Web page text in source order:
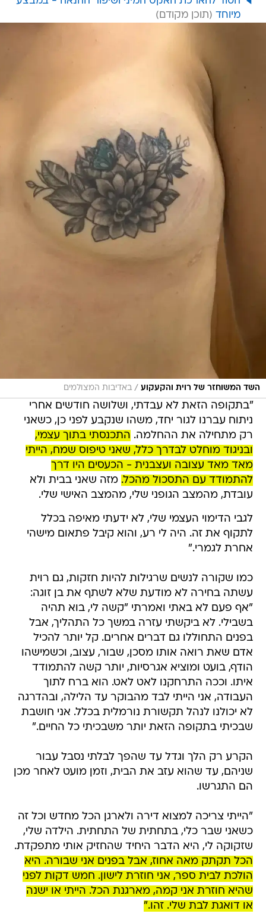
מיוחד
השד המשוחזר של רוית והקעקוע / באדיבות המצולמים
"בתקופה הזאת לא עבדתי, ושלושה חודשים אחרי
ניתוח עברנו לגור יחד, משהו שנקבע לפני כן, כשאני
רק מתחילה את ההחלמה. התכנסתי בתוך עצמי,
ובניגוד מוחלט לבדרך כלל, שאני טיפוס שמח, הייתי
מאד מאד עצובה ועצבנית - הכעסים היו דרך
להתמודד עם התסכול מהכל. מזה שאני בבית ולא
עובדת, מהמצב הגופני שלי, מהמצב האישי שלי.
לגבי הדימוי העצמי שלי, לא ידעתי מאיפה בכלל
לתקוף את זה. היה לי רע, והוא קיבל פתאום מישהי
אחרת לגמרי."
כמו שקורה לנשים שרגילות להיות חזקות, גם רוית
עשתה בחירה לא מודעת שלא לשתף את בן זוגה:
"אף פעם לא באתי ואמרתי "קשה לי, בוא תהיה
בשבילי. לא ביקשתי עזרה במשך כל התהליך, אבל
בפנים התחוללו גם דברים אחרים. קל יותר להכיל
אדם שאת רואה אותו מסכן, שבור, עצוב, וכשמישהו
הודף, בועט ומוציא אגרסיות, יותר קשה להתמודד
איתו. וככה התרחקנו לאט לאט. הוא ברח לתוך
העבודה, אני הייתי לבד מהבוקר עד הלילה, ובהדרגה
לא יכולנו לנהל תקשורת נורמלית בכלל. אני חושבת
שבכיתי בתקופה הזאת יותר משבכיתי כל החיים."
הקרע רק הלך וגדל עד שהפך לבלתי נסבל עבור
שניהם, עד שהוא עזב את הבית, וזמן מועט לאחר מכן
הם התגרשו.
"הייתי צריכה למצוא דירה ולארגן הכל מחדש וכל זה
כשאני שבר כלי, בתחתית של התחתית. הילדה שלי,
שזקוקה לי, היא הדבר היחיד שהחזיק אותי מתפקדת.
הכל תקתק מאה אחוז, אבל בפנים אני שבורה. היא
הולכת לבית ספר, אני חוזרת לישון. חמש דקות לפני
שהיא חוזרת אני קמה, מארגנת הכל. הייתי או ישנה
או דואגת לבת שלי. זהו."